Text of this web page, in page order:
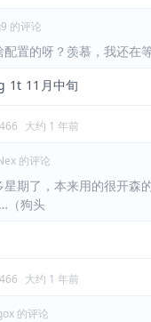
的评论
配置的呀？羡慕，我还在
1t 11月中旬
大约 1 年前
的评论
星期了，本来用的很开森
（狗头
大约 1 年前
的评论